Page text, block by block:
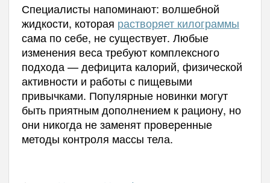
Специалисты напоминают: волшебной
жидкости, которая растворяет килограммы
сама по себе, не существует. Любые
изменения веса требуют комплексного
подхода — дефицита калорий, физической
активности и работы с пищевыми
привычками. Популярные новинки могут
быть приятным дополнением к рациону, но
они никогда не заменят проверенные
методы контроля массы тела.